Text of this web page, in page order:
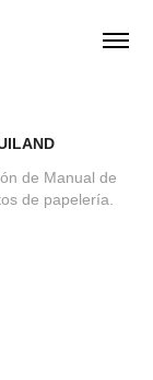
de Manual de
de papelería.